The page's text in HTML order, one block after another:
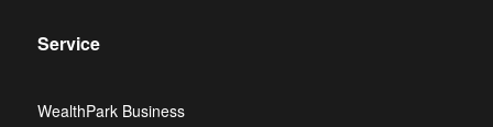
Service
WealthPark Business